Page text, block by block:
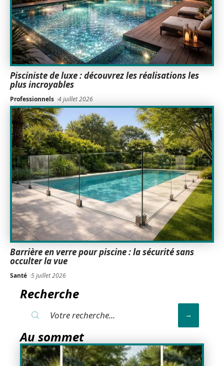
Pisciniste de luxe : découvrez les réalisations les
plus incroyables
Professionnels 4 juillet 2026
Barrière en verre pour piscine : la sécurité sans
occulter la vue
Santé 5 juillet 2026
Recherche
Au sommet